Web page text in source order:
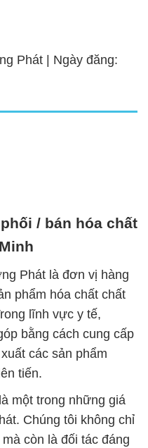
Phát | Ngày đăng:
/ bán hóa chất
Phát là đơn vị hàng
phẩm hóa chất chất
lĩnh vực y tế,
bằng cách cung cấp
các sản phẩm
tiến.
một trong những giá
Chúng tôi không chỉ
còn là đối tác đáng